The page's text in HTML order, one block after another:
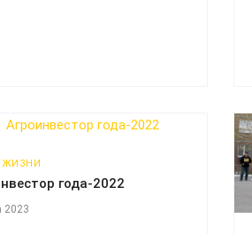
ЖИЗНИ
года-2022
2023